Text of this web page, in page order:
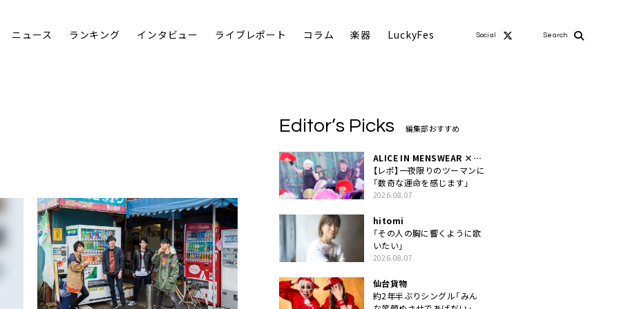
ニュース ランキング インタビュー ライブレポート コラム 楽器 LuckyFes Social Search
Editor’s Picks 編集部おすすめ
ALICE IN MENSWEAR ×
MASCHERA
【レポ】一夜限りのツーマンに
「数奇な運命を感じます」
2026.08.07
hitomi
「その人の胸に響くように歌
いたい」
2026.08.07
仙台貨物
約2年半ぶりシングル「みん